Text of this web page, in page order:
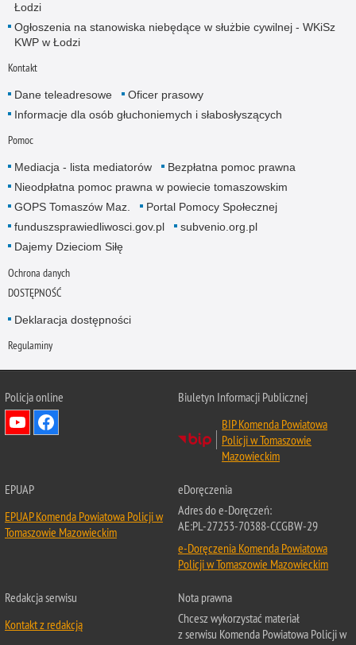
Łodzi
Ogłoszenia na stanowiska niebędące w służbie cywilnej - WKiSz
KWP w Łodzi
Kontakt
Dane teleadresowe
Oficer prasowy
Informacje dla osób głuchoniemych i słabosłyszących
Pomoc
Mediacja - lista mediatorów
Bezpłatna pomoc prawna
Nieodpłatna pomoc prawna w powiecie tomaszowskim
GOPS Tomaszów Maz.
Portal Pomocy Społecznej
funduszsprawiedliwosci.gov.pl
subvenio.org.pl
Dajemy Dzieciom Siłę
Ochrona danych
DOSTĘPNOŚĆ
Deklaracja dostępności
Regulaminy
Policja online
Biuletyn Informacji Publicznej
BIP Komenda Powiatowa
Policji w Tomaszowie
Mazowieckim
EPUAP
EPUAP Komenda Powiatowa Policji w
Tomaszowie Mazowieckim
eDoręczenia
Adres do e-Doręczeń:
AE:PL-27253-70388-CCGBW-29
e-Doręczenia Komenda Powiatowa
Policji w Tomaszowie Mazowieckim
Redakcja serwisu
Kontakt z redakcją
Nota prawna
Chcesz wykorzystać materiał
z serwisu Komenda Powiatowa Policji w